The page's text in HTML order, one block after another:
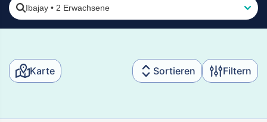
Ibajay • 2 Erwachsene
Karte Sortieren Filtern